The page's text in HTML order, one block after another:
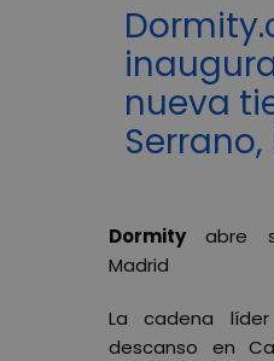
nueva
Dormityabre
Madrid
La cadena
descanso en